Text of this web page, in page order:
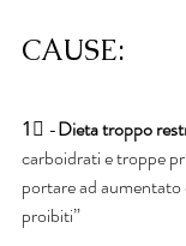
CAUSE:
1⃣ -Dieta troppo
carboidrati e troppe
portare ad aumentato
proibiti”